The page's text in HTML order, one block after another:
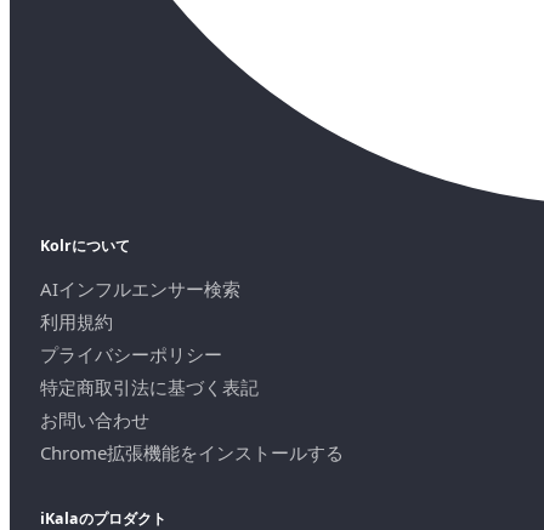
Kolrについて
AIインフルエンサー検索
利用規約
プライバシーポリシー
特定商取引法に基づく表記
お問い合わせ
Chrome拡張機能をインストールする
iKalaのプロダクト